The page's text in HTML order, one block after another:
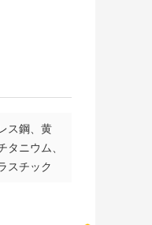
ス鋼、黄
タニウム、
スチック